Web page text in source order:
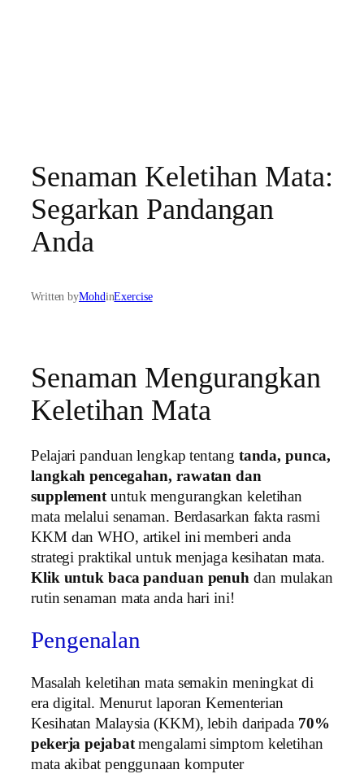
Senaman Keletihan Mata:
Segarkan Pandangan
Anda
Written byMohdinExercise
Senaman Mengurangkan
Keletihan Mata
Pelajari panduan lengkap tentang tanda, punca,
langkah pencegahan, rawatan dan
supplement untuk mengurangkan keletihan
mata melalui senaman. Berdasarkan fakta rasmi
KKM dan WHO, artikel ini memberi anda
strategi praktikal untuk menjaga kesihatan mata.
Klik untuk baca panduan penuh dan mulakan
rutin senaman mata anda hari ini!
Pengenalan
Masalah keletihan mata semakin meningkat di
era digital. Menurut laporan Kementerian
Kesihatan Malaysia (KKM), lebih daripada 70%
pekerja pejabatmengalami simptom keletihan
mata akibat penggunaan komputer